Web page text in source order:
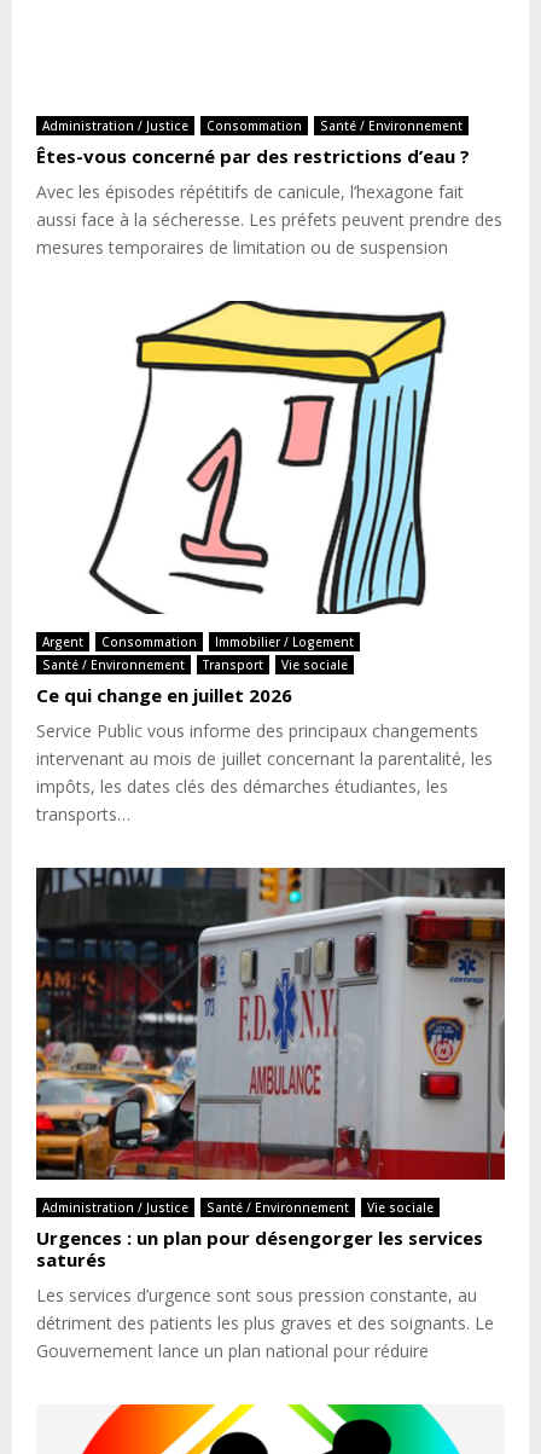
Administration / Justice Consommation Santé / Environnement
Êtes-vous concerné par des restrictions d’eau ?
Avec les épisodes répétitifs de canicule, l’hexagone fait
aussi face à la sécheresse. Les préfets peuvent prendre des
mesures temporaires de limitation ou de suspension
Argent Consommation
Immobilier / Logement
Santé / Environnement
Transport Vie sociale
Ce qui change en juillet 2026
Service Public vous informe des principaux changements
intervenant au mois de juillet concernant la parentalité, les
impôts, les dates clés des démarches étudiantes, les
transports…
Administration / Justice Santé / Environnement Vie sociale
Urgences : un plan pour désengorger les services
saturés
Les services d’urgence sont sous pression constante, au
détriment des patients les plus graves et des soignants. Le
Gouvernement lance un plan national pour réduire